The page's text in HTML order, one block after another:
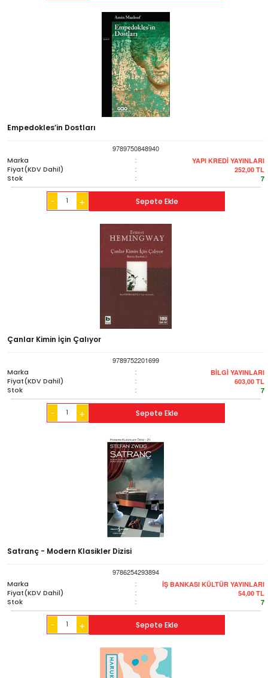
Empedokles’in Dostları
9789750848940
Marka
: YAPI KREDİ YAYINLARI
Fiyat(KDV Dahil) : 252,00 TL
Stok : 7
- + Sepete Ekle
Çanlar Kimin İçin Çalıyor
9789752201699
Marka
: BİLGİ YAYINLARI
Fiyat(KDV Dahil) : 603,00 TL
Stok : 7
- + Sepete Ekle
Satranç - Modern Klasikler Dizisi
9786254293894
Marka
: İŞ BANKASI KÜLTÜR YAYINLARI
Fiyat(KDV Dahil) : 54,00 TL
Stok : 7
- + Sepete Ekle